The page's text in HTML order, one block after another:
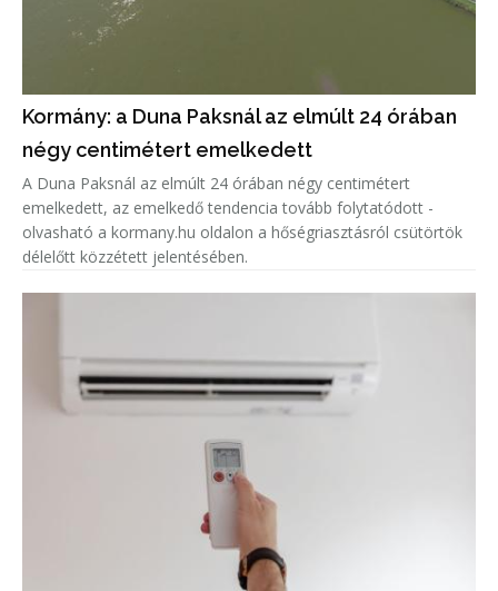
Kormány: a Duna Paksnál az elmúlt 24 órában
négy centimétert emelkedett
A Duna Paksnál az elmúlt 24 órában négy centimétert
emelkedett, az emelkedő tendencia tovább folytatódott -
olvasható a kormany.hu oldalon a hőségriasztásról csütörtök
délelőtt közzétett jelentésében.